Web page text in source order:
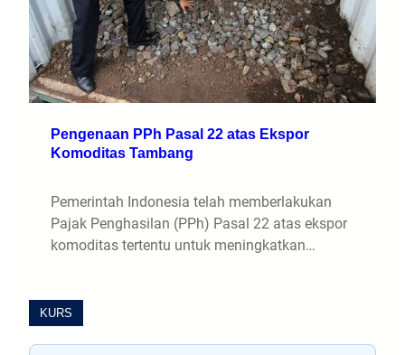
Pengenaan PPh Pasal 22 atas Ekspor
Komoditas Tambang
Pemerintah Indonesia telah memberlakukan
Pajak Penghasilan (PPh) Pasal 22 atas ekspor
komoditas tertentu untuk meningkatkan…
KURS